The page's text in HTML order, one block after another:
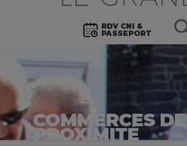
RDV CNI &
PASSEPORT
COMMERCES DE
PROXIMITÉ